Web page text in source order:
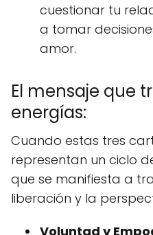
cuestionar tu
a tomar
amor.
El mensaje que
energías:
Cuando estas tres
representan un ciclo
que se manifiesta a
liberación y la
Voluntad y